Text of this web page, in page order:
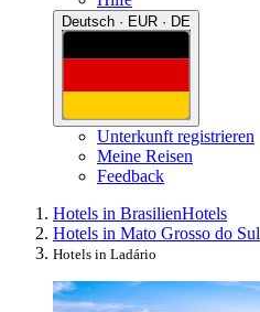
Deutsch · EUR · DE
Unterkunft registrieren
Meine Reisen
Feedback
Hotels in BrasilienHotels
Hotels in Mato Grosso do Sul
Hotels in Ladário